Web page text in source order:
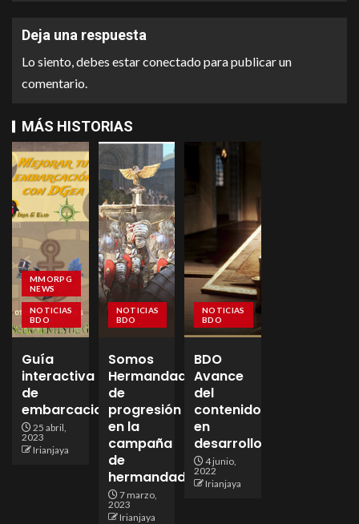
Deja una respuesta
Lo siento, debes estarconectado para publicar un
comentario.
MÁS HISTORIAS
MMORPG
NEWS
NOTICIAS
BDO
Guía
interactiva
de
embarcaciones
25 abril,
2023
Irianjaya
NOTICIAS
BDO
Somos
Hermandad
de
progresión
en la
campaña
de
hermandades!
7 marzo,
2023
Irianjaya
NOTICIAS
BDO
BDO
Avance
del
contenido
en
desarrollo
4 junio,
2022
Irianjaya